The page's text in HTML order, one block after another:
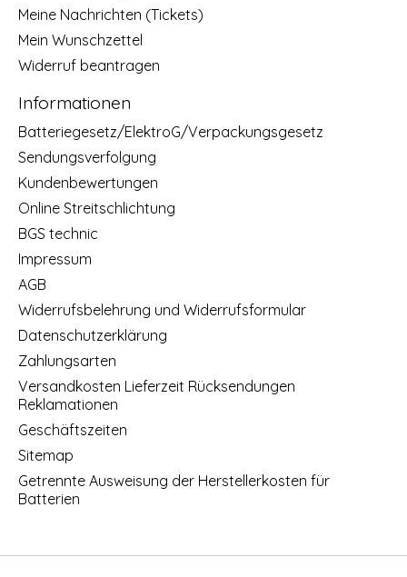
Meine Nachrichten (Tickets)
Mein Wunschzettel
Widerruf beantragen
Informationen
Batteriegesetz/ElektroG/Verpackungsgesetz
Sendungsverfolgung
Kundenbewertungen
Online Streitschlichtung
BGS technic
Impressum
AGB
Widerrufsbelehrung und Widerrufsformular
Datenschutzerklärung
Zahlungsarten
Versandkosten Lieferzeit Rücksendungen
Reklamationen
Geschäftszeiten
Sitemap
Getrennte Ausweisung der Herstellerkosten für
Batterien